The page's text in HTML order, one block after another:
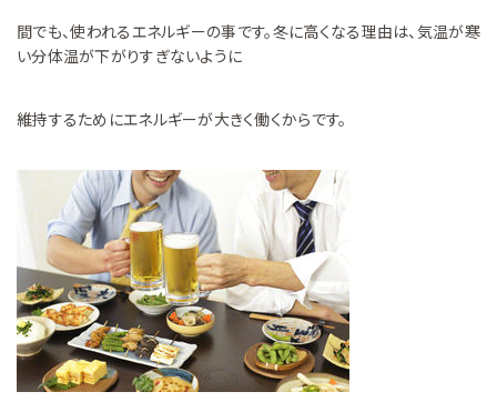
間でも、使われるエネルギーの事です。冬に高くなる理由は、気温が寒
い分体温が下がりすぎないように
維持するためにエネルギーが大きく働くからです。